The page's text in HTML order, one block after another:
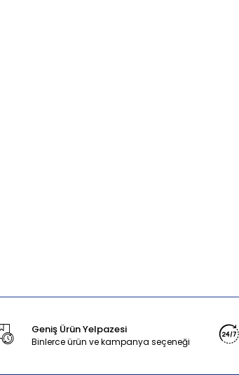
Geniş Ürün Yelpazesi
Binlerce ürün ve kampanya seçeneği